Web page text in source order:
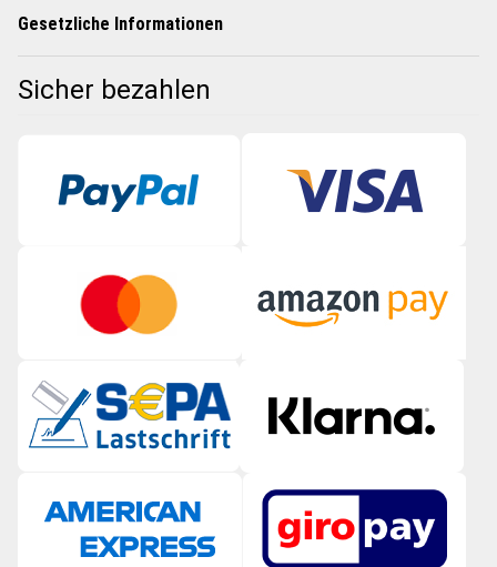
Gesetzliche Informationen
Sicher bezahlen